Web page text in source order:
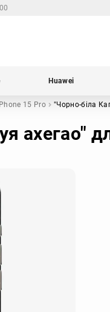
Huawei
15 Pro "Чорно-біла
ахегао"